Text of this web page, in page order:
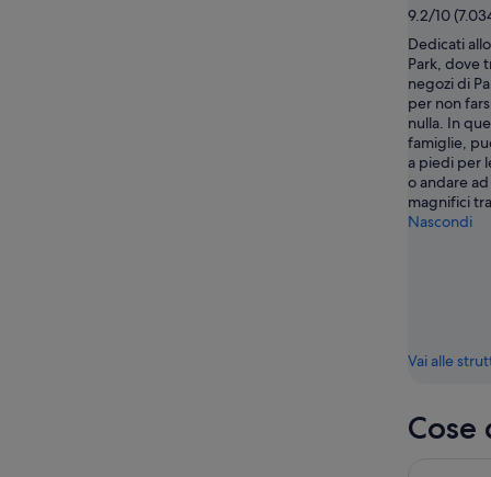
-
16
ago
9.2/10
Dedicati
Park, dove
negozi di
per non
nulla. In
famiglie,
a piedi per
o andare
magnifici
Nascondi
Vai alle
Cose